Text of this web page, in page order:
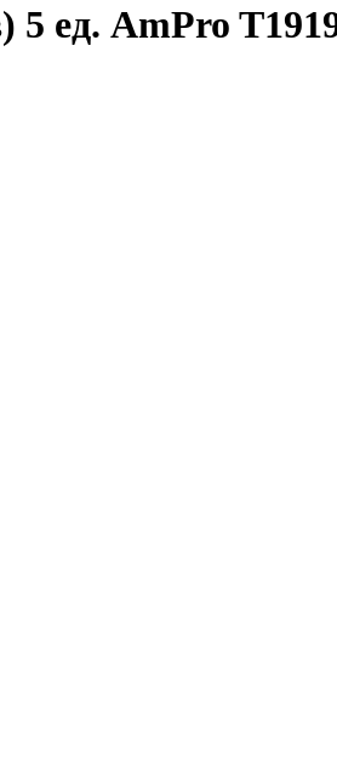
ед. AmPro